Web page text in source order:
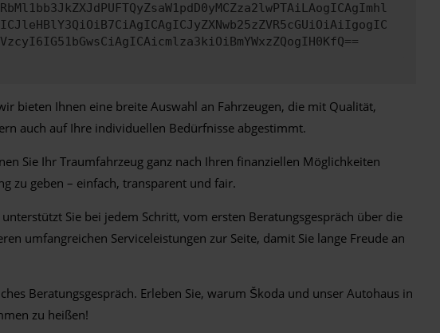
bieten Ihnen eine breite Auswahl an Fahrzeugen, die mit Qualität,
auch auf Ihre individuellen Bedürfnisse abgestimmt.
Sie Ihr Traumfahrzeug ganz nach Ihren finanziellen Möglichkeiten
zu geben – einfach, transparent und fair.
Sie bei jedem Schritt, vom ersten Beratungsgespräch über die
umfangreichen Serviceleistungen zur Seite, damit Sie lange Freude an
Beratungsgespräch. Erleben Sie, warum Škoda und unser Autohaus in
zu heißen!